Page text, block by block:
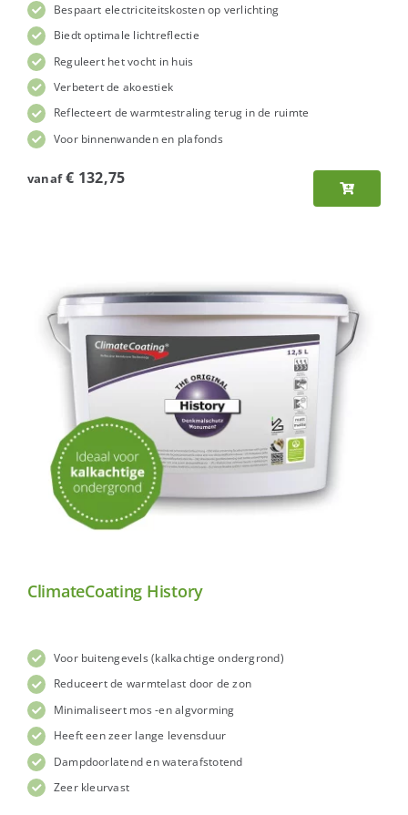
Bespaart electriciteitskosten op verlichting
Biedt optimale lichtreflectie
Reguleert het vocht in huis
Verbetert de akoestiek
Reflecteert de warmtestraling terug in de ruimte
Voor binnenwanden en plafonds
vanaf € 132,75
ClimateCoating History
Voor buitengevels (kalkachtige ondergrond)
Reduceert de warmtelast door de zon
Minimaliseert mos -en algvorming
Heeft een zeer lange levensduur
Dampdoorlatend en waterafstotend
Zeer kleurvast